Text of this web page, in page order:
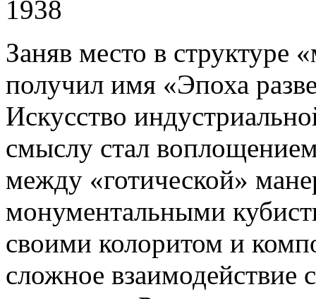
1938
Заняв место в структуре
получил имя «Эпоха
Искусство
смыслу стал
между «готической»
монументальными
своими колоритом и
сложное взаимодействие